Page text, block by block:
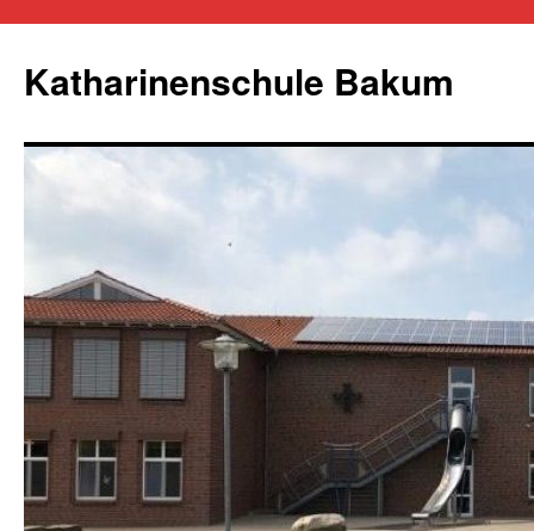
springen
Katharinenschule Bakum